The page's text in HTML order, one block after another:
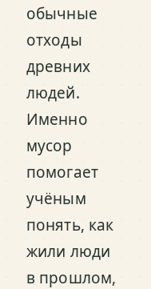
обычные
отходы
древних
людей.
Именно
мусор
помогает
учёным
понять, как
жили люди
в прошлом,